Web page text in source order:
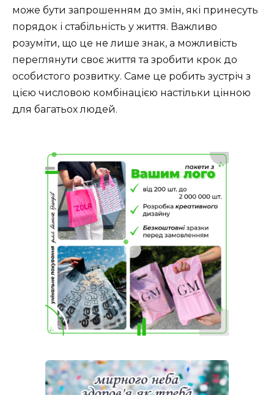
може бути запрошенням до змін, які принесуть
порядок і стабільність у життя. Важливо
розуміти, що це не лише знак, а можливість
переглянути своє життя та зробити крок до
особистого розвитку. Саме це робить зустріч з
цією числовою комбінацією настільки цінною
для багатьох людей.